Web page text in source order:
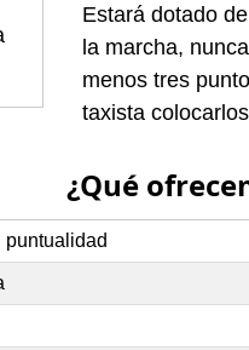
Estará dotado
la marcha,
menos tres
taxista
¿Qué
puntualidad